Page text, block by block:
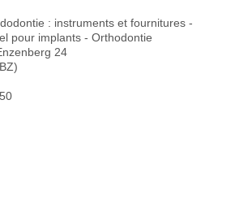
: instruments et fournitures -
pour implants - Orthodontie
24